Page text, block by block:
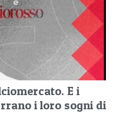
E i
i loro sogni di